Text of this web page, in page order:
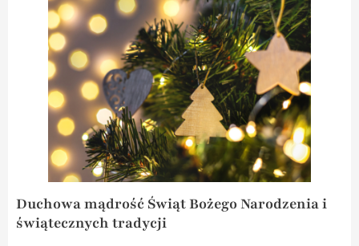
Duchowa mądrość Świąt Bożego Narodzenia i
świątecznych tradycji